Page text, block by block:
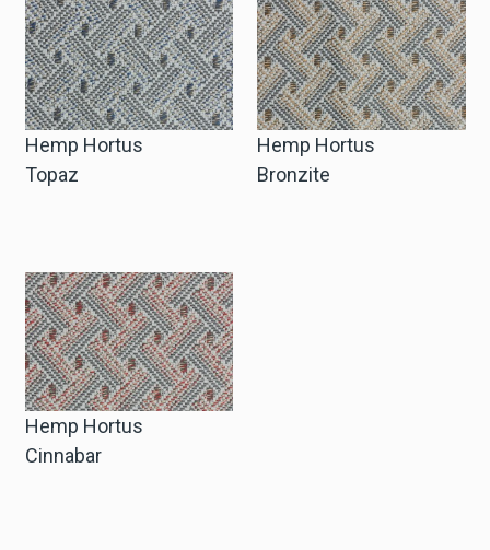
Hemp Hortus
Topaz
Hemp Hortus
Bronzite
Hemp Hortus
Cinnabar